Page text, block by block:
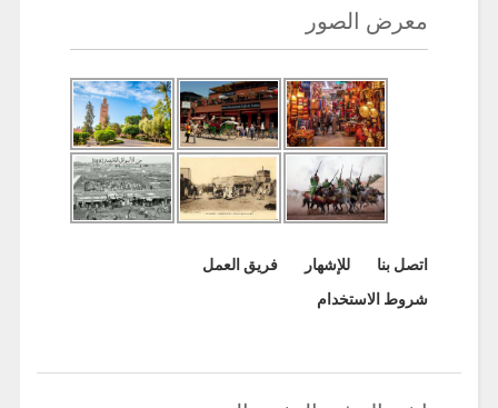
معرض الصور
اتصل بنا للإشهار
فريق العمل
شروط الاستخدام